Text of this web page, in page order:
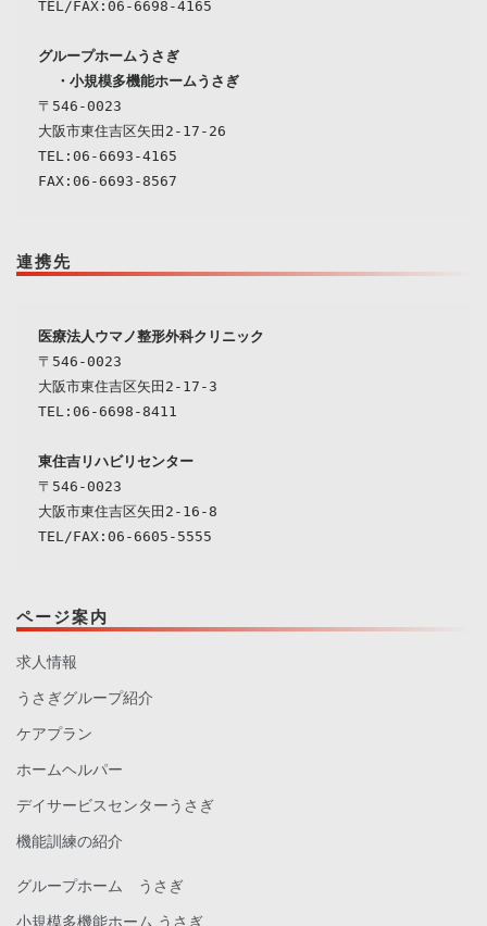
TEL/FAX:06-6698-4165
  ・
小規模多機能ホームうさぎ
〒546-0023
大阪市東住吉区矢田2-17-26
TEL:06-6693-4165
連携先
〒546-0023
大阪市東住吉区矢田2-17-3
TEL:06-6698-8411
東住吉リハビリセンター
〒546-0023
大阪市東住吉区矢田2-16-8
ページ案内
求人情報
うさぎグループ紹介
ケアプラン
ホームヘルパー
デイサービスセンターうさぎ
機能訓練の紹介
グループホーム うさぎ
小規模多機能ホーム うさぎ